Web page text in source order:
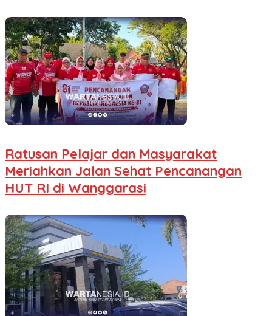
Ratusan Pelajar dan Masyarakat
Meriahkan Jalan Sehat Pencanangan
HUT RI di Wanggarasi